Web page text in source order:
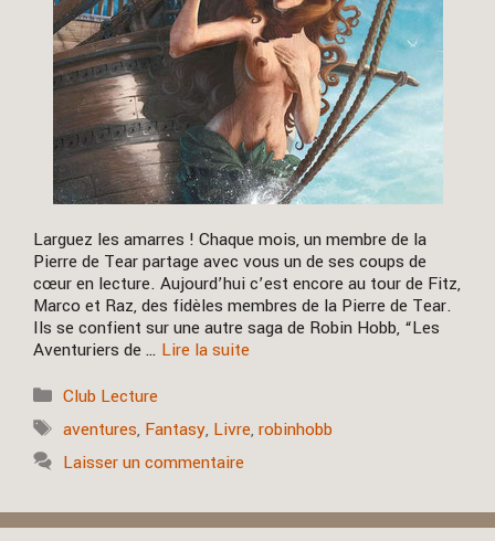
Larguez les amarres ! Chaque mois, un membre de la
Pierre de Tear partage avec vous un de ses coups de
cœur en lecture. Aujourd’hui c’est encore au tour de Fitz,
Marco et Raz, des fidèles membres de la Pierre de Tear.
Ils se confient sur une autre saga de Robin Hobb, “Les
Aventuriers de … Lire la suite
Catégories
Club Lecture
Étiquettes
aventures, Fantasy, Livre,robinhobb
Laisser un commentaire